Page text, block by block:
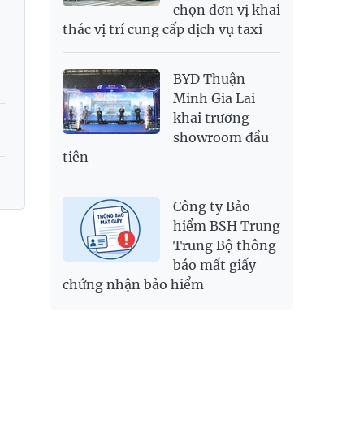
chọn đơn vị khai
thác vị trí cung cấp dịch vụ taxi
BYD Thuận
Minh Gia Lai
khai trương
showroom đầu
tiên
Công ty Bảo
hiểm BSH Trung
Trung Bộ thông
báo mất giấy
chứng nhận bảo hiểm